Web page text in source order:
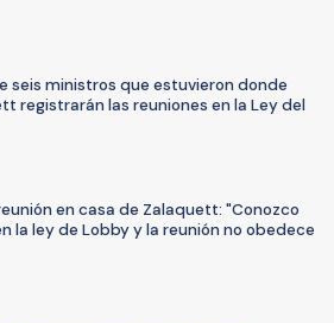
seis ministros que estuvieron donde
registrarán las reuniones en la Ley del
en casa de Zalaquett: "Conozco
la ley de Lobby y la reunión no obedece